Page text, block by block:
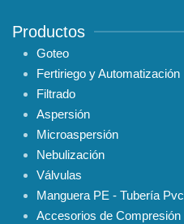
Productos
Goteo
Fertiriego y Automatización
Filtrado
Aspersión
Microaspersión
Nebulización
Válvulas
Manguera PE - Tubería Pvc
Accesorios de Compresión